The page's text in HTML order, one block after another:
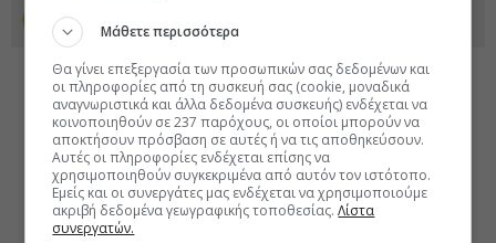
Προσθέστε το euro2day.gr στο Discover
Μάθετε περισσότερα
Θα γίνει επεξεργασία των προσωπικών σας δεδομένων και
οι πληροφορίες από τη συσκευή σας (cookie, μοναδικά
αναγνωριστικά και άλλα δεδομένα συσκευής) ενδέχεται να
κοινοποιηθούν σε 237 παρόχους, οι οποίοι μπορούν να
αποκτήσουν πρόσβαση σε αυτές ή να τις αποθηκεύσουν.
Αυτές οι πληροφορίες ενδέχεται επίσης να
χρησιμοποιηθούν συγκεκριμένα από αυτόν τον ιστότοπο.
Εμείς και οι συνεργάτες μας ενδέχεται να χρησιμοποιούμε
ακριβή δεδομένα γεωγραφικής τοποθεσίας.Λίστα
συνεργατών.